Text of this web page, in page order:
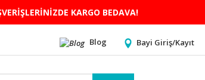
KARGO BEDAVA!
Blog Bayi Giriş/Kayıt